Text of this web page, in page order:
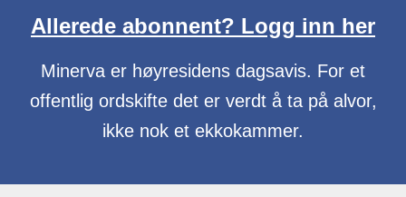
Allerede abonnent? Logg inn her
Minerva er høyresidens dagsavis. For et
offentlig ordskifte det er verdt å ta på alvor,
ikke nok et ekkokammer.